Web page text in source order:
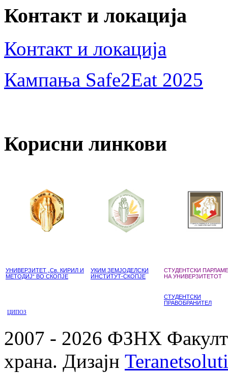
Контакт и локација
Контакт и локација
Кампања Safe2Eat 2025
Корисни линкови
УНИВЕРЗИТЕТ „Св. КИРИЛ И
МЕТОДИЈ“ ВО СКОПЈЕ
УКИМ ЗЕМЈОДЕЛСКИ
ИНСТИТУТ-СКОПЈЕ
СТУДЕНТСКИ
НА УНИВЕРЗИТЕТОТ
СТУДЕНТСКИ
ПРАВОБРАНИТЕЛ
ЦИПОЗ
2007 - 2026 ФЗНХ
храна. Дизајн